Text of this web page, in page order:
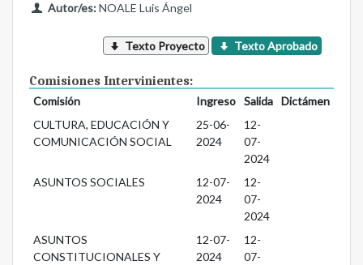
Autor/es:NOALE Luis Ángel
Texto Proyecto Texto Aprobado
Comisiones Intervinientes:
Comisión Ingreso Salida
Dictámen
CULTURA, EDUCACIÓN Y
COMUNICACIÓN SOCIAL
25-06-
2024
12-
07-
2024
ASUNTOS SOCIALES
12-07-
2024
12-
07-
2024
ASUNTOS
CONSTITUCIONALES Y
12-07-
2024
12-
07-